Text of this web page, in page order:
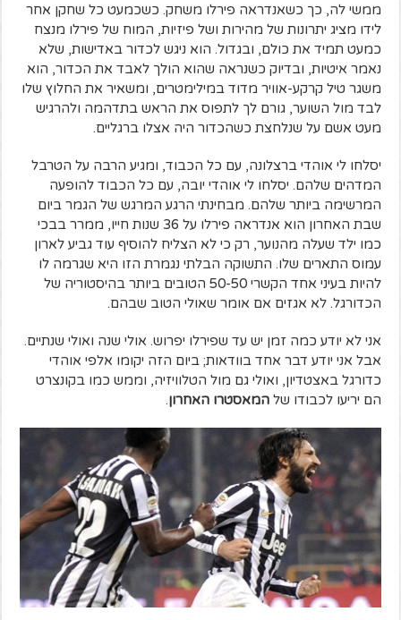
ממשי לה, כך כשאנדראה פירלו משחק. כשכמעט כל שחקן אחר
לידו מציג יתרונות של מהירות ושל פיזיות, המוח של פירלו מנצח
כמעט תמיד את כולם, ובגדול. הוא ניגש לכדור באדישות, שלא
נאמר איטיות, ובדיוק כשנראה שהוא הולך לאבד את הכדור, הוא
משגר טיל קרקע-אוויר מדוד במילימטרים, ומשאיר את החלוץ שלו
לבד מול השוער, גורם לך לתפוס את הראש בתדהמה ולהרגיש
מעט אשם על שנלחצת כשהכדור היה אצלו ברגליים.
יסלחו לי אוהדי ברצלונה, עם כל הכבוד, ומגיע הרבה על הטרבל
המדהים שלהם. יסלחו לי אוהדי יובה, עם כל הכבוד להופעה
המרשימה ביותר שלהם. מבחינתי הרגע המרגש של הגמר ביום
שבת האחרון הוא אנדראה פירלו על 36 שנות חייו, ממרר בבכי
כמו ילד שעלה מהנוער, רק כי לא הצליח להוסיף עוד גביע לארון
עמוס התארים שלו. התשוקה הבלתי נגמרת הזו היא שגרמה לו
להיות בעיני אחד הקשרי 50-50 הטובים ביותר בהיסטוריה של
הכדורגל. לא אגזים אם אומר שאולי הטוב שבהם.
אני לא יודע כמה זמן יש עד שפירלו יפרוש. אולי שנה ואולי שנתיים.
אבל אני יודע דבר אחד בוודאות; ביום הזה יקומו אלפי אוהדי
כדורגל באצטדיון, ואולי גם מול הטלוויזיה, וממש כמו בקונצרט
הם יריעו לכבודו שלהמאסטרו האחרון.